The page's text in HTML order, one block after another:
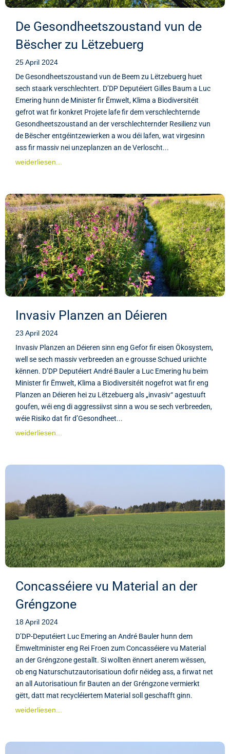
De Gesondheetszoustand vun de
Bëscher zu Lëtzebuerg
25 April 2024
De Gesondheetszoustand vun de Beem zu Lëtzebuerg huet
sech staark verschlechtert. D’DP Deputéiert Gilles Baum a Luc
Emering hunn de Minister fir Ëmwelt, Klima a Biodiversitéit
gefrot wat fir konkret Projete lafe fir dem verschlechternde
Gesondheetszoustand an der verschlechternder Resilienz vun
de Bëscher entgéintzewierken a wou déi lafen, wat virgesinn
ass fir massiv nei unzeplanzen an de Verloscht...
weiderliesen...
Invasiv Planzen an Déieren
23 April 2024
Invasiv Planzen an Déieren sinn eng Gefor fir eisen Ökosystem,
well se sech massiv verbreeden an e grousse Schued uriichte
kënnen. D’DP Deputéiert André Bauler a Luc Emering hu beim
Minister fir Ëmwelt, Klima a Biodiversitéit nogefrot wat fir eng
Planzen an Déieren hei zu Lëtzebuerg als „invasiv“ agestuuft
goufen, wéi eng di aggressiivst sinn a wou se sech verbreeden,
wéie Risiko dat fir d’Gesondheet...
weiderliesen...
Concasséiere vu Material an der
Gréngzone
18 April 2024
D’DP-Deputéiert Luc Emering an André Bauler hunn dem
Ëmweltminister eng Rei Froen zum Concasséiere vu Material
an der Gréngzone gestallt. Si wollten ënnert anerem wëssen,
ob eng Naturschutzautorisatioun dofir néideg ass, a firwat net
an all Autorisatioun fir Bauten an der Gréngzone vermierkt
gëtt, datt mat recycléiertem Material soll geschafft ginn.
weiderliesen...